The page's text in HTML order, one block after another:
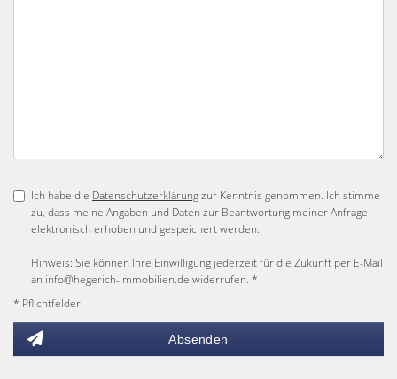
Ich habe die Datenschutzerklärungzur Kenntnis genommen. Ich stimme
zu, dass meine Angaben und Daten zur Beantwortung meiner Anfrage
elektronisch erhoben und gespeichert werden.
Hinweis: Sie können Ihre Einwilligung jederzeit für die Zukunft per E-Mail
an info@hegerich-immobilien.de widerrufen. *
* Pflichtfelder
Absenden